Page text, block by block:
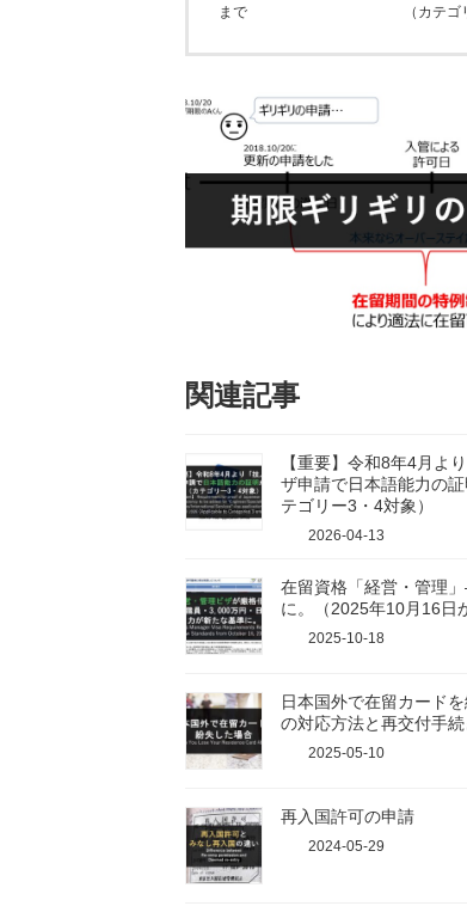
まで
（カテ
関連記事
【重要】令和8年4月よ
ザ申請で日本語能力の
テゴリー3・4対象）
2026-04-13
在留資格「経営・管理
に。（2025年10月16日
2025-10-18
日本国外で在留カード
の対応方法と再交付手続
2025-05-10
再入国許可の申請
2024-05-29